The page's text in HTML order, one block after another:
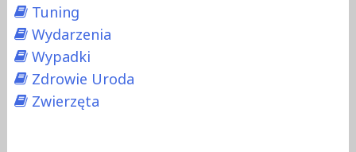
Tuning
Wydarzenia
Wypadki
Zdrowie Uroda
Zwierzęta